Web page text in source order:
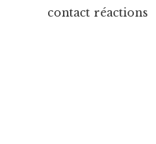
contact réactions